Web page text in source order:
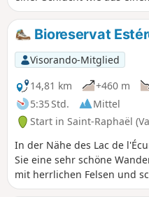
Bioreservat
Visorando-Mitglied
14,81 km
+460 m
5:35 Std.
Mittel
Start in Saint-Raphaël
In der Nähe des Lac de
Sie eine sehr schöne
mit herrlichen Felsen und
Wasserläufen: ein wahrer